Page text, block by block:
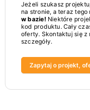
Jeżeli szukasz
na stronie, a teraz
w bazie! Niektóre
kod produktu. Cały
oferty. Skontaktuj się z
szczegóły.
Zapytaj o projekt,